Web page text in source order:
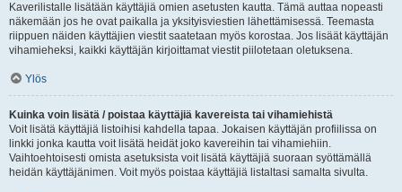
Kaverilistalle lisätään käyttäjiä omien asetusten kautta. Tämä auttaa nopeasti
näkemään jos he ovat paikalla ja yksityisviestien lähettämisessä. Teemasta
riippuen näiden käyttäjien viestit saatetaan myös korostaa. Jos lisäät käyttäjän
vihamieheksi, kaikki käyttäjän kirjoittamat viestit piilotetaan oletuksena.
Ylös
Kuinka voin lisätä / poistaa käyttäjiä kavereista tai vihamiehistä
Voit lisätä käyttäjiä listoihisi kahdella tapaa. Jokaisen käyttäjän profiilissa on
linkki jonka kautta voit lisätä heidät joko kavereihin tai vihamiehiin.
Vaihtoehtoisesti omista asetuksista voit lisätä käyttäjiä suoraan syöttämällä
heidän käyttäjänimen. Voit myös poistaa käyttäjiä listaltasi samalta sivulta.